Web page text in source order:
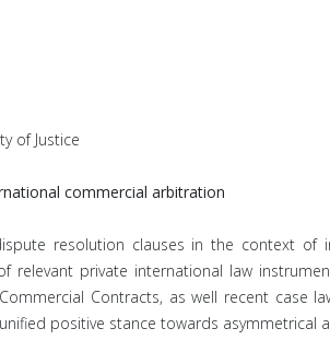
of Justice
commercial arbitration
resolution clauses in the context of
private international law
Contracts, as well recent
positive stance towards asymmetrical